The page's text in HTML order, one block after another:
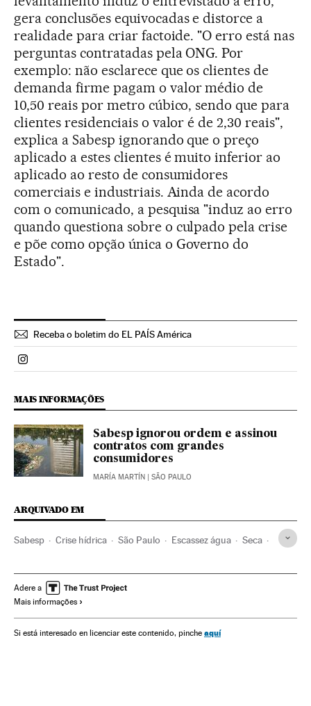
gera conclusões equivocadas e distorce a
realidade para criar factoide. "O erro está nas
perguntas contratadas pela ONG. Por
exemplo: não esclarece que os clientes de
demanda firme pagam o valor médio de
10,50 reais por metro cúbico, sendo que para
clientes residenciais o valor é de 2,30 reais",
explica a Sabesp ignorando que o preço
aplicado a estes clientes é muito inferior ao
aplicado ao resto de consumidores
comerciais e industriais. Ainda de acordo
com o comunicado, a pesquisa "induz ao erro
quando questiona sobre o culpado pela crise
e põe como opção única o Governo do
Estado".
Receba o boletim do EL PAÍS América
Politica El País Brasil en Instagram
MAIS INFORMAÇÕES
Sabesp ignorou ordem e assinou
contratos com grandes
consumidores
MARÍA MARTÍN | SÃO PAULO
ARQUIVADO EM
Sabesp Crise hídrica São Paulo Escassez água Seca
Abastecimento água Brasil
Equipamento urbano
Problemas ambientais Meteorologia Urbanismo
Adere a
Mais informações
Si está interesado en licenciar este contenido, pinche aquí